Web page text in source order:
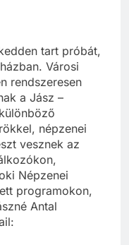
tart próbát,
Városi
rendszeresen
a Jász –
népzenei
vesznek az
Népzenei
programokon,
Antal